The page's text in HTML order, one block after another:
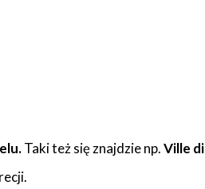
Taki też się znajdzie np.Ville di